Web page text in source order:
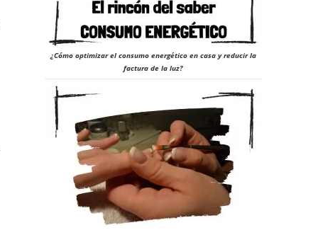
¿Cómo optimizar el consumo energético en casa y reducir la
factura de la luz?